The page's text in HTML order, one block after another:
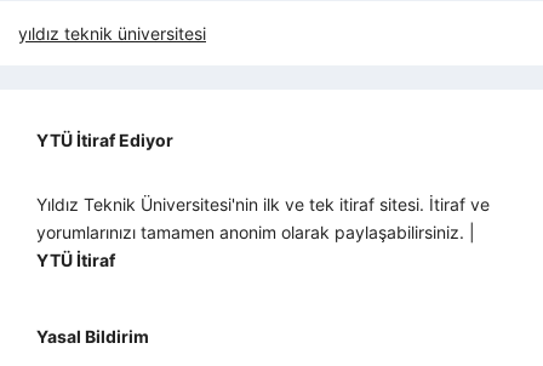
yıldız teknik üniversitesi
YTÜ İtiraf Ediyor
Yıldız Teknik Üniversitesi'nin ilk ve tek itiraf sitesi. İtiraf ve
yorumlarınızı tamamen anonim olarak paylaşabilirsiniz. |
YTÜ İtiraf
Yasal Bildirim